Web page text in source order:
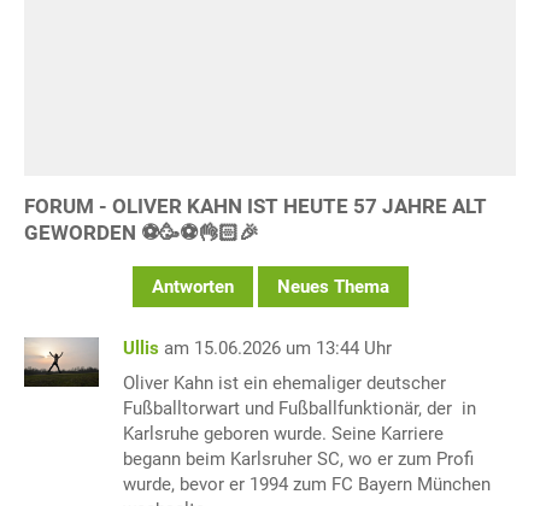
FORUM - OLIVER KAHN IST HEUTE 57 JAHRE ALT
GEWORDEN ⚽️🥳⚽️👌🏻🎉
Antworten Neues Thema
Ullis am 15.06.2026 um 13:44 Uhr
Oliver Kahn ist ein ehemaliger deutscher
Fußballtorwart und Fußballfunktionär, der in
Karlsruhe geboren wurde. Seine Karriere
begann beim Karlsruher SC, wo er zum Profi
wurde, bevor er 1994 zum FC Bayern München